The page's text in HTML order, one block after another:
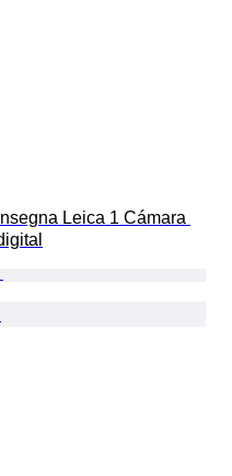
Insegna Leica 1 Cámara